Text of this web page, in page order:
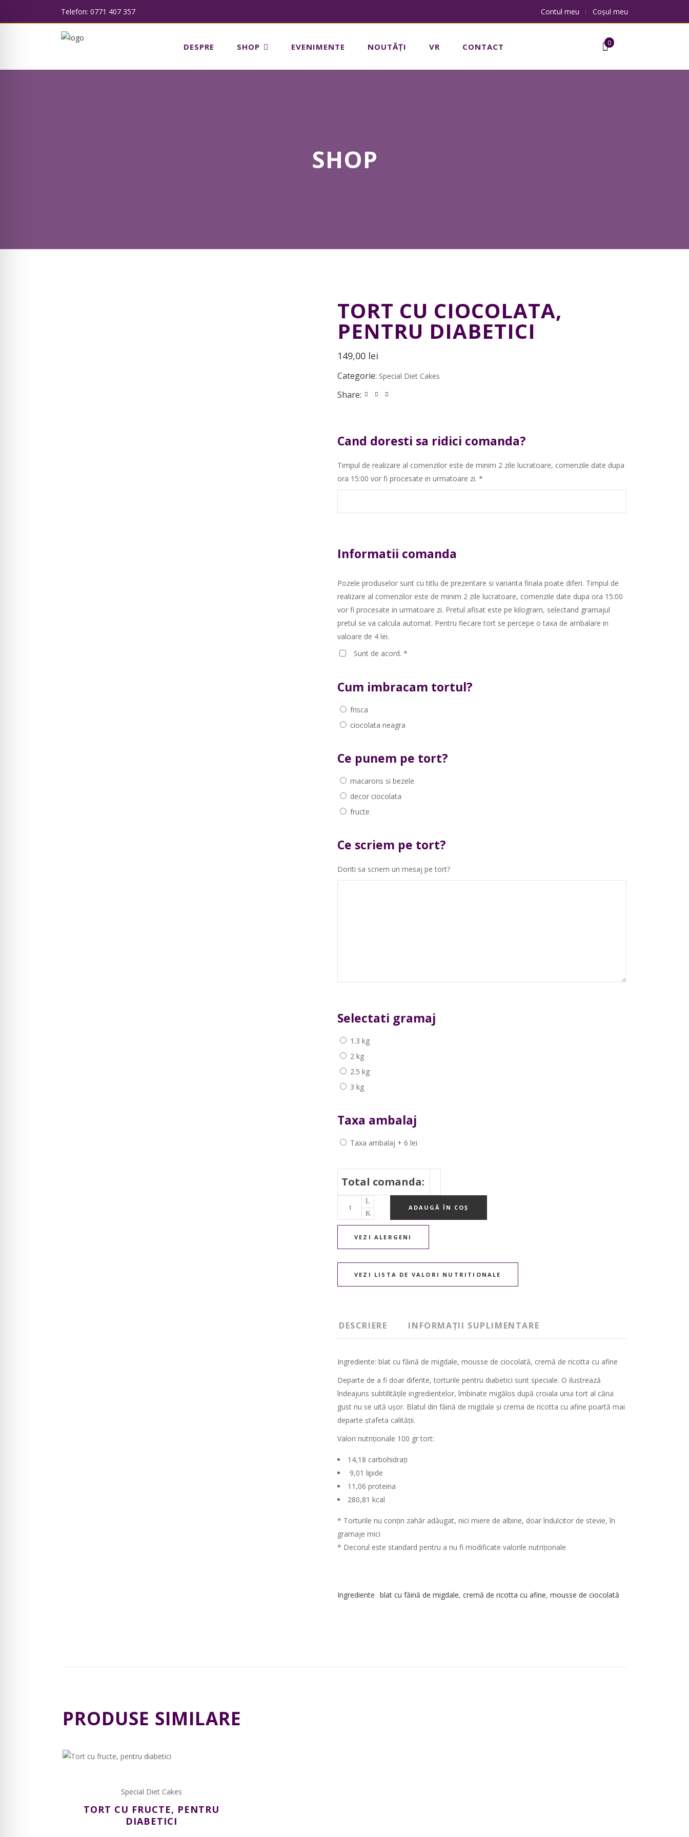
Telefon: 0771 407 357 Contul meu Coșul meu
DESPRE SHOP EVENIMENTE NOUTĂȚI VR CONTACT 0
SHOP
TORT CU CIOCOLATA,
PENTRU DIABETICI
149,00 lei
Categorie: Special Diet Cakes
Share:
Cand doresti sa ridici comanda?
Timpul de realizare al comenzilor este de minim 2 zile lucratoare, comenzile date dupa
ora 15:00 vor fi procesate in urmatoare zi. *
Informatii comanda
Pozele produselor sunt cu titlu de prezentare si varianta finala poate diferi. Timpul de
realizare al comenzilor este de minim 2 zile lucratoare, comenzile date dupa ora 15:00
vor fi procesate in urmatoare zi. Pretul afisat este pe kilogram, selectand gramajul
pretul se va calcula automat. Pentru fiecare tort se percepe o taxa de ambalare in
valoare de 4 lei.
Sunt de acord. *
Cum imbracam tortul?
frisca
ciocolata neagra
Ce punem pe tort?
macarons si bezele
decor ciocolata
fructe
Ce scriem pe tort?
Doriti sa scriem un mesaj pe tort?
Selectati gramaj
1.3 kg
2 kg
2.5 kg
3 kg
Taxa ambalaj
Taxa ambalaj + 6 lei
Total comanda:
ciocolata,
pentru
ADAUGĂ ÎN COȘ
VEZI ALERGENI
VEZI LISTA DE VALORI NUTRITIONALE
DESCRIERE INFORMAȚII SUPLIMENTARE
Ingrediente: blat cu făină de migdale, mousse de ciocolată, cremă de ricotta cu afine
Departe de a fi doar diferite, torturile pentru diabetici sunt speciale. O ilustrează
îndeajuns subtilitățile ingredientelor, îmbinate migălos după croiala unui tort al cărui
gust nu se uită ușor. Blatul din făină de migdale și crema de ricotta cu afine poartă mai
departe ștafeta calității.
Valori nutriționale 100 gr tort:
14,18 carbohidrați
9,01 lipide
11,06 proteina
280,81 kcal
* Torturile nu conțin zahăr adăugat, nici miere de albine, doar îndulcitor de stevie, în
gramaje mici
* Decorul este standard pentru a nu fi modificate valorile nutriționale
Ingrediente blat cu făină de migdale, cremă de ricotta cu afine, mousse de ciocolată
PRODUSE SIMILARE
Special Diet Cakes
TORT CU FRUCTE, PENTRU
DIABETICI
Linkuri utile
Politica de confidențialitate
Email: office@cofetariacharlotte.ro